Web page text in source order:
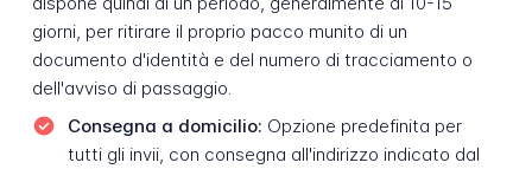
giorni, per ritirare il proprio pacco munito di un
documento d'identità e del numero di tracciamento o
dell'avviso di passaggio.
Consegna a domicilio: Opzione predefinita per
tutti gli invii, con consegna all'indirizzo indicato dal